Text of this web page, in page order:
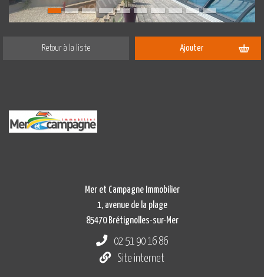
Retour à la liste Ajouter
Mer et Campagne Immobilier
1, avenue de la plage
85470 Brétignolles-sur-Mer
02 51 90 16 86
Site internet